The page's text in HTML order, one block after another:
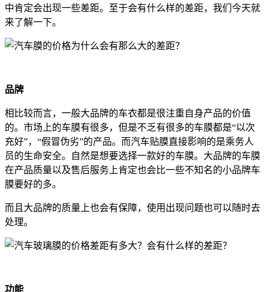
中肯定会出现一些差距。至于会有什么样的差距，我们今天就
来了解一下。
品牌
相比较而言，一般大品牌的车衣都是很注重自身产品的价值
的。市场上的车膜有很多，但是不乏有很多的车膜都是“以次
充好”，“假冒伪劣”的产品。而汽车贴膜直接影响的是乘务人
员的生命安全。自然是想要选择一款好的车膜。大品牌的车膜
在产品质量以及售后服务上肯定也会比一些不知名的小品牌车
膜要好的多。
而且大品牌的质量上也会有保障，使用出现问题也可以随时去
处理。
功能